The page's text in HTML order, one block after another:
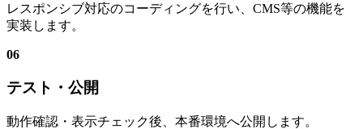
レスポンシブ対応のコーディングを行い、CMS等の機能を
実装します。
06
テスト・公開
動作確認・表示チェック後、本番環境へ公開します。